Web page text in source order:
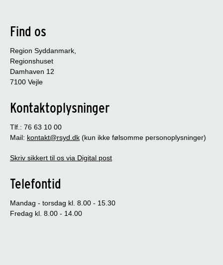
Find os
Region Syddanmark,
Regionshuset
Damhaven 12
7100 Vejle
Kontaktoplysninger
Tlf.: 76 63 10 00
Mail: kontakt@rsyd.dk (kun ikke følsomme personoplysninger)
Skriv sikkert til os via Digital post
Telefontid
Mandag - torsdag kl. 8.00 - 15.30
Fredag kl. 8.00 - 14.00